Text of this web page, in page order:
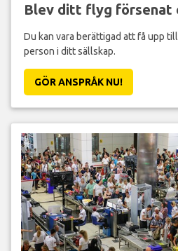
Blev ditt flyg försenat
Du kan vara berättigad att få upp
person i ditt sällskap.
GÖR ANSPRÅK NU!